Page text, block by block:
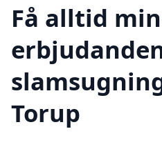
Få alltid
Torup